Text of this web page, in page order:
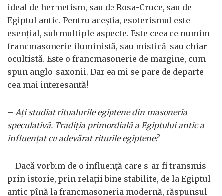
ideal de hermetism, sau de Rosa-Cruce, sau de
Egiptul antic. Pentru aceştia, esoterismul este
esenţial, sub multiple aspecte. Este ceea ce numim
francmasonerie iluministă, sau mistică, sau chiar
ocultistă. Este o francmasonerie de margine, cum
spun anglo-saxonii. Dar ea mi se pare de departe
cea mai interesantă!
– Aţi studiat ritualurile egiptene din masoneria
speculativă. Tradiţia primordială a Egiptului antic a
influenţat cu adevărat riturile egiptene?
– Dacă vorbim de o influenţă care s-ar fi transmis
prin istorie, prin relaţii bine stabilite, de la Egiptul
antic pînă la francmasoneria modernă, răspunsul